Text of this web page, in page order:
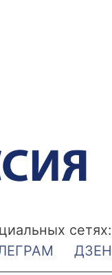
сетях:
ДЗЕН